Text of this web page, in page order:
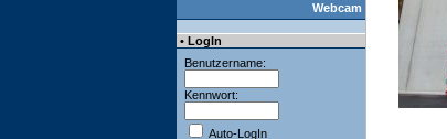
Webcam
• LogIn
Benutzername:
Kennwort:
Auto-LogIn